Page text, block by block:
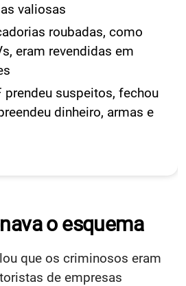
valiosas
roubadas, como
eram revendidas em
prendeu suspeitos, fechou
dinheiro, armas e
o esquema
que os criminosos eram
de empresas